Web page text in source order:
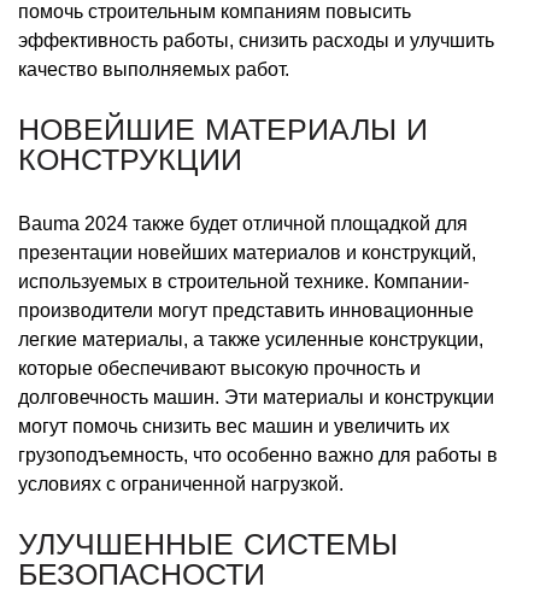
помочь строительным компаниям повысить
эффективность работы, снизить расходы и улучшить
качество выполняемых работ.
НОВЕЙШИЕ МАТЕРИАЛЫ И
КОНСТРУКЦИИ
Bauma 2024 также будет отличной площадкой для
презентации новейших материалов и конструкций,
используемых в строительной технике. Компании-
производители могут представить инновационные
легкие материалы, а также усиленные конструкции,
которые обеспечивают высокую прочность и
долговечность машин. Эти материалы и конструкции
могут помочь снизить вес машин и увеличить их
грузоподъемность, что особенно важно для работы в
условиях с ограниченной нагрузкой.
УЛУЧШЕННЫЕ СИСТЕМЫ
БЕЗОПАСНОСТИ